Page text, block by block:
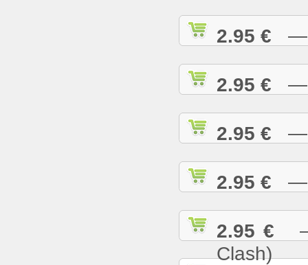
2.95 € —
2.95 € —
2.95 € —
2.95 € —
2.95 € —
Clash)